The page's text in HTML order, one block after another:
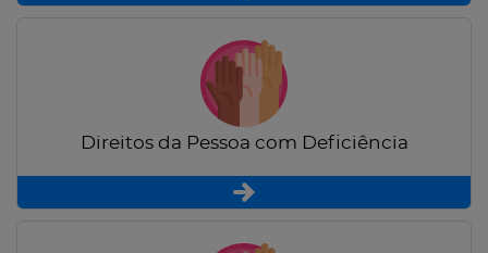
Direitos da Pessoa com Deficiência